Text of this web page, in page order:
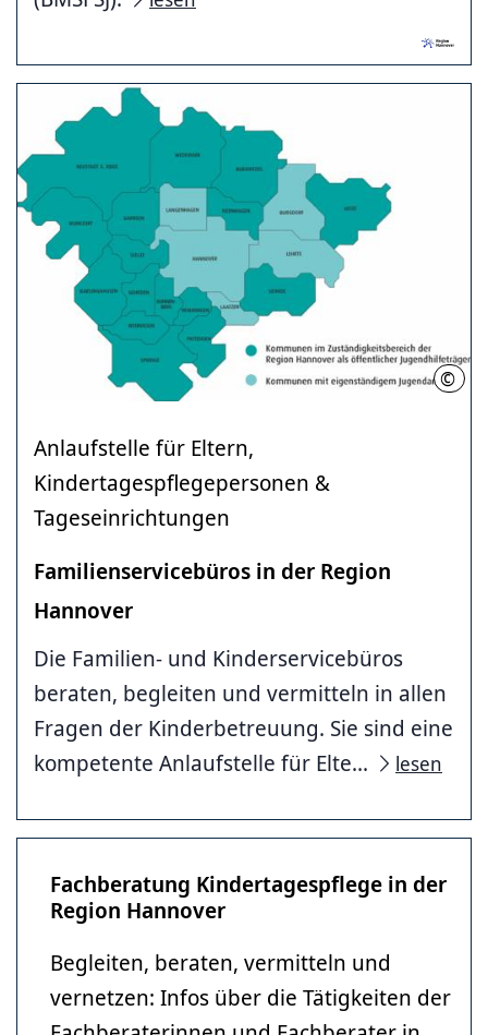
©
Anlaufstelle für Eltern,
Kindertagespflegepersonen &
Tageseinrichtungen
Familienservicebüros in der Region
Hannover
Die Familien- und Kinderservicebüros
beraten, begleiten und vermitteln in allen
Fragen der Kinderbetreuung. Sie sind eine
kompetente Anlaufstelle für Elte...
lesen
Fachberatung Kindertagespflege in der
Region Hannover
Begleiten, beraten, vermitteln und
vernetzen: Infos über die Tätigkeiten der